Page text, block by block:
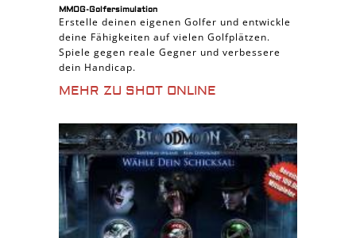
MMOG-Golfersimulation
Erstelle deinen eigenen Golfer und entwickle
deine Fähigkeiten auf vielen Golfplätzen.
Spiele gegen reale Gegner und verbessere
dein Handicap.
MEHR ZU SHOT ONLINE